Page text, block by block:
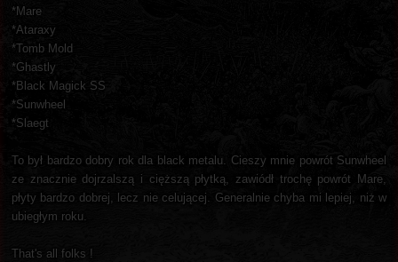
*Mare
*Ataraxy
*Tomb Mold
*Ghastly
*Black Magick SS
*Sunwheel
*Slaegt
To był bardzo dobry rok dla black metalu. Cieszy mnie powrót Sunwheel
ze znacznie dojrzalszą i cięższą płytką, zawiódł trochę powrót Mare,
płyty bardzo dobrej, lecz nie celującej. Generalnie chyba mi lepiej, niż w
ubiegłym roku.
That's all folks !